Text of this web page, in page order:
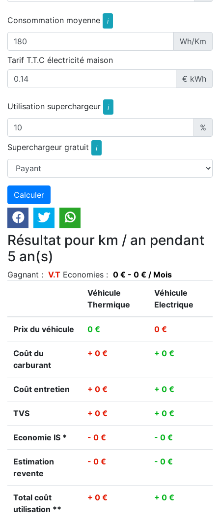
Consommation moyenne i
Wh/Km
Tarif T.T.C électricité maison
€ kWh
Utilisation superchargeur i
%
Superchargeur gratuit
i
Résultat pour km / an pendant
5 an(s)
Gagnant : V.T Economies : 0 € - 0 € / Mois
Véhicule
Thermique
Véhicule
Electrique
Prix du véhicule 0 € 0 €
Coût du
carburant
+ 0 € + 0 €
Coût entretien + 0 € + 0 €
TVS + 0 € + 0 €
Economie IS * - 0 € - 0 €
Estimation
revente
- 0 € - 0 €
Total coût
utilisation **
+ 0 € + 0 €